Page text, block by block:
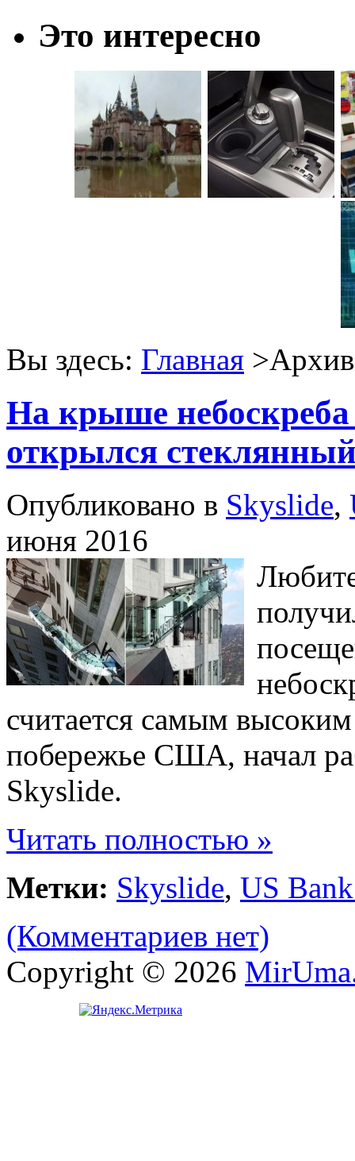
Это интересно
Вы здесь: Главная >Архив
На крыше
открылся
Опубликовано в Skyslide,
июня 2016
считается самым
побережье США, начал
Skyslide.
Читать полностью »
Метки: Skyslide, US
(Комментариев нет)
Copyright © 2026